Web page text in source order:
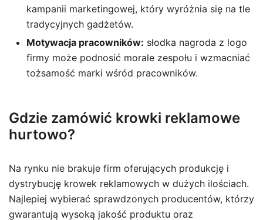
kampanii marketingowej, który wyróżnia się na tle
tradycyjnych gadżetów.
Motywacja pracowników: słodka nagroda z logo
firmy może podnosić morale zespołu i wzmacniać
tożsamość marki wśród pracowników.
Gdzie zamówić krowki reklamowe
hurtowo?
Na rynku nie brakuje firm oferujących produkcję i
dystrybucję krowek reklamowych w dużych ilościach.
Najlepiej wybierać sprawdzonych producentów, którzy
gwarantują wysoką jakość produktu oraz